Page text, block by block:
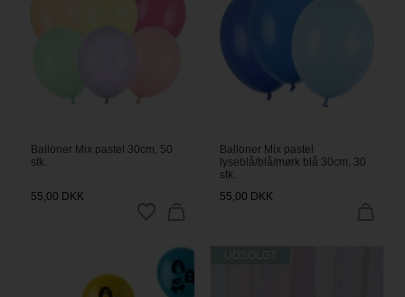
Balloner Mix pastel 30cm, 50
stk.
55,00 DKK
Balloner Mix pastel
lyseblå/blå/mørk blå 30cm, 30
stk.
55,00 DKK